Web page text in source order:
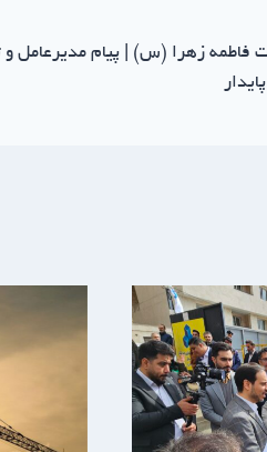
فاطمه زهرا (س) | پیام مدیرعامل و